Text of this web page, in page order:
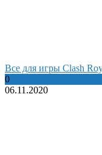
Все для игры Clash
0
06.11.2020